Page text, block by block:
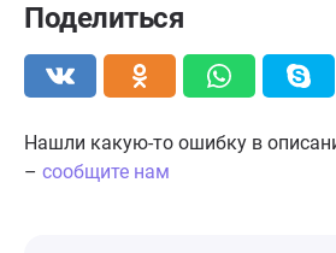
Поделиться
Нашли какую-то ошибку в
– сообщите нам